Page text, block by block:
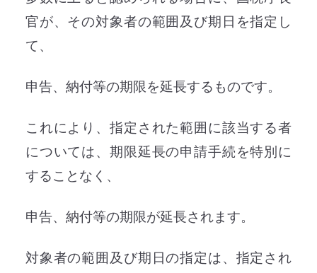
官が、その対象者の範囲及び期日を指定し
て、
申告、納付等の期限を延長するものです。
これにより、指定された範囲に該当する者
については、期限延長の申請手続を特別に
することなく、
申告、納付等の期限が延長されます。
対象者の範囲及び期日の指定は、指定され